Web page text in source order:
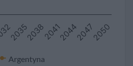
Argentyna
2038 2044 2050
2035 2041 2047